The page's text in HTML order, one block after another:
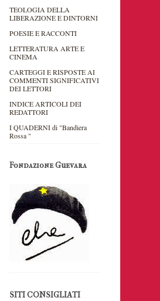
TEOLOGIA DELLA
LIBERAZIONE E DINTORNI
POESIE E RACCONTI
LETTERATURA ARTE E
CINEMA
CARTEGGI E RISPOSTE AI
COMMENTI SIGNIFICATIVI
DEI LETTORI
INDICE ARTICOLI DEI
REDATTORI
I QUADERNI di "Bandiera
Rossa "
Fondazione Guevara
SITI CONSIGLIATI